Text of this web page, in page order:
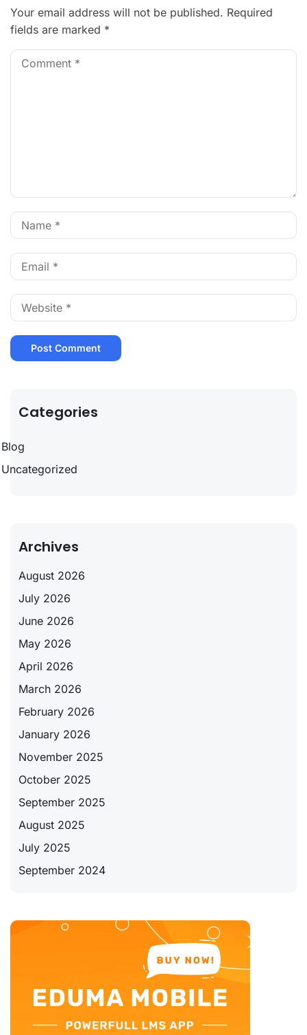
Your email address will not be published. Required
fields are marked *
Categories
Blog
Uncategorized
Archives
August 2026
July 2026
June 2026
May 2026
April 2026
March 2026
February 2026
January 2026
November 2025
October 2025
September 2025
August 2025
July 2025
September 2024